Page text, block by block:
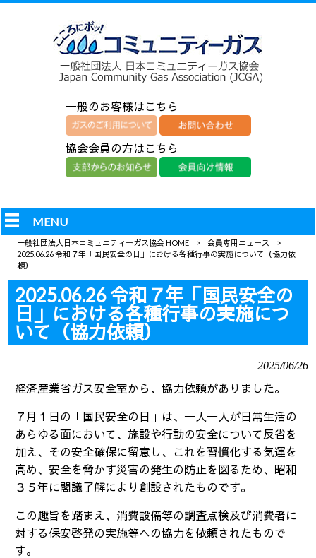
一般のお客様はこちら
協会会員の方はこちら
MENU
一般社団法人日本コミュニティーガス協会 HOME > 会員専用ニュース
>
2025.06.26 令和７年「国民安全の日」における各種行事の実施について（協力依
頼）
2025.06.26 令和７年「国民安全の
日」における各種行事の実施につ
いて（協力依頼）
2025/06/26
経済産業省ガス安全室から、協力依頼がありました。
７月１日の「国民安全の日」は、一人一人が日常生活の
あらゆる面において、施設や行動の安全について反省を
加え、その安全確保に留意し、これを習慣化する気運を
高め、安全を脅かす災害の発生の防止を図るため、昭和
３５年に閣議了解により創設されたものです。
この趣旨を踏まえ、消費設備等の調査点検及び消費者に
対する保安啓発の実施等への協力を依頼されたもので
す。